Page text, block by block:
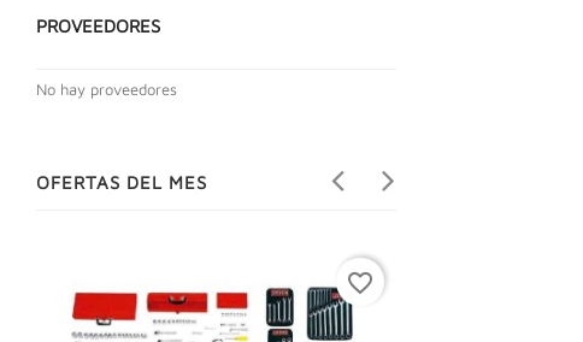
PROVEEDORES
No hay proveedores
OFERTAS DEL MES
favorite_border